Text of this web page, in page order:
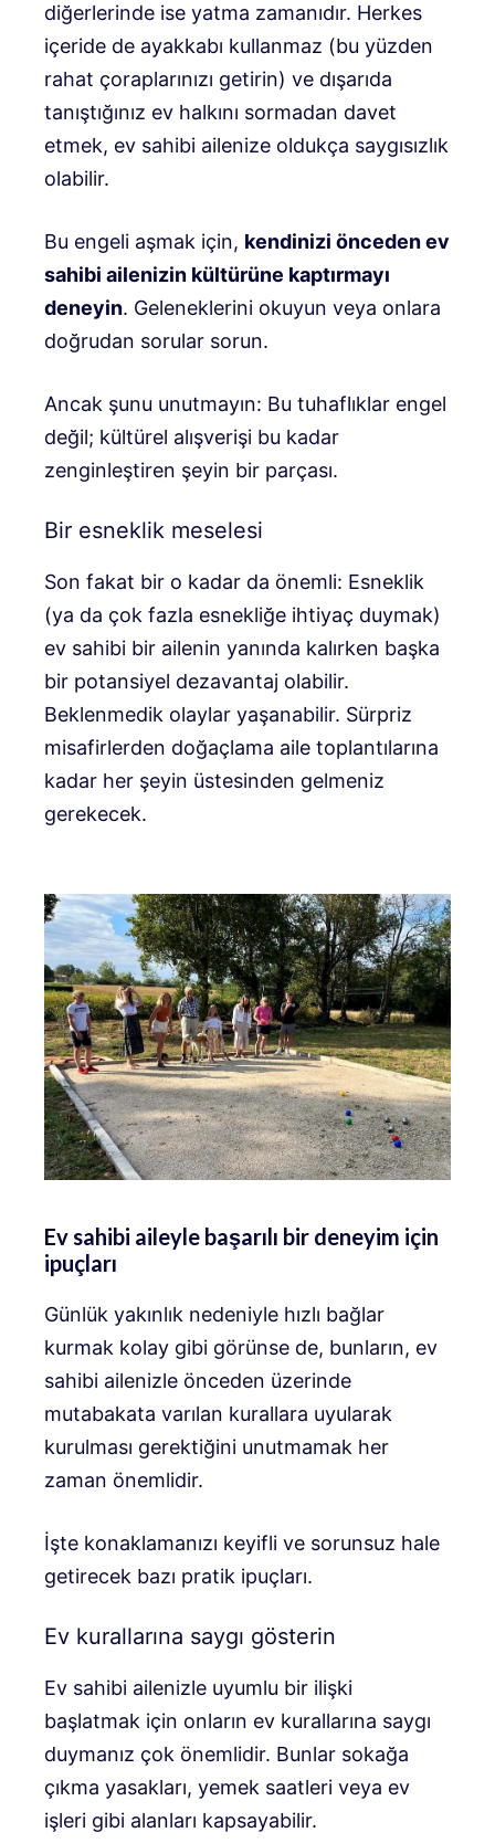
diğerlerinde ise yatma zamanıdır. Herkes
içeride de ayakkabı kullanmaz (bu yüzden
rahat çoraplarınızı getirin) ve dışarıda
tanıştığınız ev halkını sormadan davet
etmek, ev sahibi ailenize oldukça saygısızlık
olabilir.
Bu engeli aşmak için, kendinizi önceden ev
sahibi ailenizin kültürüne kaptırmayı
deneyin. Geleneklerini okuyun veya onlara
doğrudan sorular sorun.
Ancak şunu unutmayın: Bu tuhaflıklar engel
değil; kültürel alışverişi bu kadar
zenginleştiren şeyin bir parçası.
Bir esneklik meselesi
Son fakat bir o kadar da önemli: Esneklik
(ya da çok fazla esnekliğe ihtiyaç duymak)
ev sahibi bir ailenin yanında kalırken başka
bir potansiyel dezavantaj olabilir.
Beklenmedik olaylar yaşanabilir. Sürpriz
misafirlerden doğaçlama aile toplantılarına
kadar her şeyin üstesinden gelmeniz
gerekecek.
Ev sahibi aileyle başarılı bir deneyim için
ipuçları
Günlük yakınlık nedeniyle hızlı bağlar
kurmak kolay gibi görünse de, bunların, ev
sahibi ailenizle önceden üzerinde
mutabakata varılan kurallara uyularak
kurulması gerektiğini unutmamak her
zaman önemlidir.
İşte konaklamanızı keyifli ve sorunsuz hale
getirecek bazı pratik ipuçları.
Ev kurallarına saygı gösterin
Ev sahibi ailenizle uyumlu bir ilişki
başlatmak için onların ev kurallarına saygı
duymanız çok önemlidir. Bunlar sokağa
çıkma yasakları, yemek saatleri veya ev
işleri gibi alanları kapsayabilir.